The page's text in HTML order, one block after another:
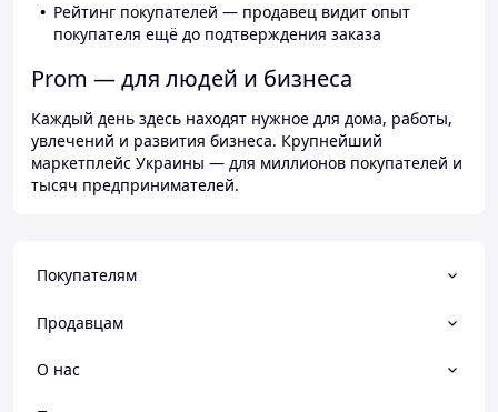
Рейтинг покупателей — продавец видит опыт
покупателя ещё до подтверждения заказа
Prom — для людей и бизнеса
Каждый день здесь находят нужное для дома, работы,
увлечений и развития бизнеса. Крупнейший
маркетплейс Украины — для миллионов покупателей и
тысяч предпринимателей.
Покупателям
Продавцам
О нас